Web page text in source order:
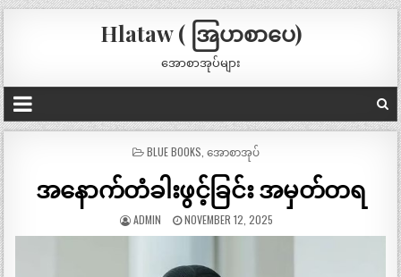
Hlataw ( အြပာစာပေ)
အောစာအုပ်များ
POSTED
BLUE BOOKS အောစာအုပ်
အနောက်တံခါးဖွင့်ခြင်း အမှတ်တရ
ADMIN NOVEMBER 12, 2025